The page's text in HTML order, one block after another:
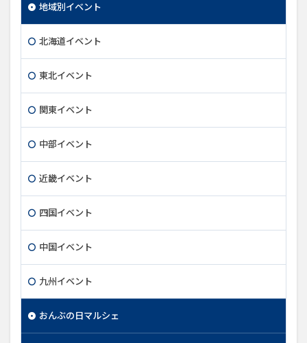
地域別イベント
北海道イベント
東北イベント
関東イベント
中部イベント
近畿イベント
四国イベント
中国イベント
九州イベント
おんぶの日マルシェ